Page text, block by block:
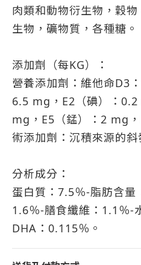
肉類和動物衍生物，穀
生物，礦物質，各種糖。
添加劑（每KG）：
營養添加劑：維他命D3
6.5 mg，E2（碘）：
mg，E5（錳）：2 mg
術添加劑：沉積來源的斜
分析成分：
蛋白質：7.5％-脂肪含量
1.6％-膳食纖維：1.1％-
DHA：0.115％。